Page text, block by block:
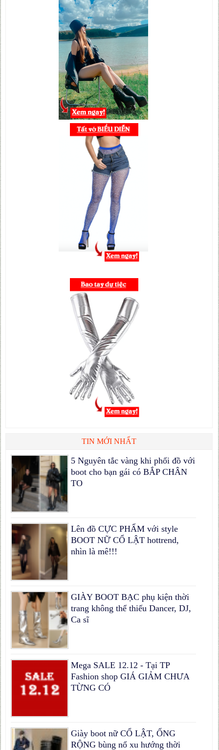
TIN MỚI NHẤT
5 Nguyên tắc vàng khi phối đồ với
boot cho bạn gái có BẮP CHÂN
TO
Lên đồ CỰC PHẨM với style
BOOT NỮ CỔ LẬT hottrend,
nhìn là mê!!!
GIÀY BOOT BẠC phụ kiện thời
trang không thể thiếu Dancer, DJ,
Ca sĩ
Mega SALE 12.12 - Tại TP
Fashion shop GIÁ GIẢM CHƯA
TỪNG CÓ
Giày boot nữ CỔ LẬT, ỐNG
RỘNG bùng nổ xu hướng thời